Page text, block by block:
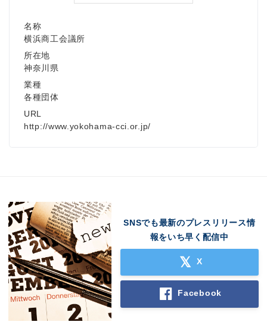
名称
横浜商工会議所
所在地
神奈川県
業種
各種団体
URL
http://www.yokohama-cci.or.jp/
SNSでも最新のプレスリリース情
報をいち早く配信中
X
Facebook